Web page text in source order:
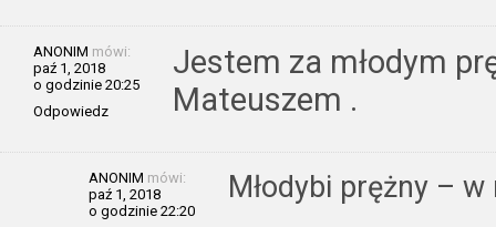
ANONIM mówi:
paź 1, 2018
o godzinie 20:25
Odpowiedz
Jestem za młodym
Mateuszem .
ANONIM mówi:
paź 1, 2018
o godzinie 22:20
Młodybi prężny –